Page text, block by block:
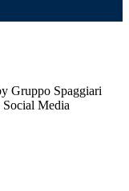
Gruppo Spaggiari
Media